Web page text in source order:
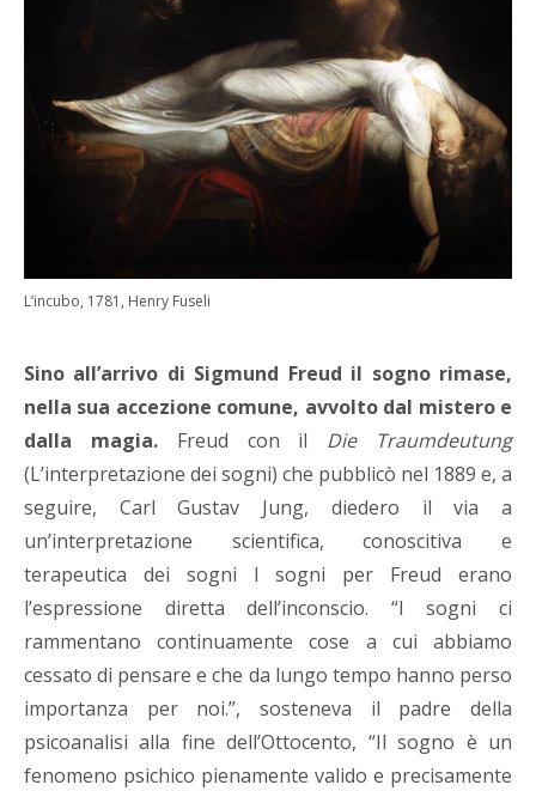
L’incubo, 1781, Henry Fuseli
Sino all’arrivo di Sigmund Freud il sogno rimase,
nella sua accezione comune, avvolto dal mistero e
dalla magia.Freud con il Die Traumdeutung
(L’interpretazione dei sogni) che pubblicò nel 1889 e, a
seguire, Carl Gustav Jung, diedero il via a
un’interpretazione scientifica, conoscitiva e
terapeutica dei sogni I sogni per Freud erano
l’espressione diretta dell’inconscio. “I sogni ci
rammentano continuamente cose a cui abbiamo
cessato di pensare e che da lungo tempo hanno perso
importanza per noi.”, sosteneva il padre della
psicoanalisi alla fine dell’Ottocento, “Il sogno è un
fenomeno psichico pienamente valido e precisamente